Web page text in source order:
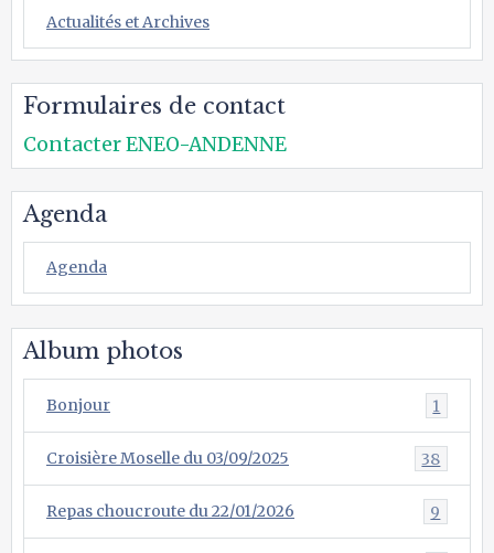
Actualités et Archives
Formulaires de contact
Contacter ENEO-ANDENNE
Agenda
Agenda
Album photos
Bonjour 1
Croisière Moselle du 03/09/2025 38
Repas choucroute du 22/01/2026 9